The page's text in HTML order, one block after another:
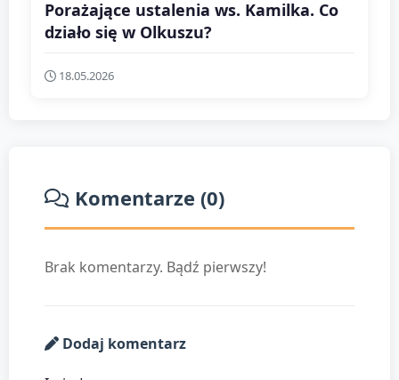
Porażające ustalenia ws. Kamilka. Co
działo się w Olkuszu?
18.05.2026
Komentarze (0)
Brak komentarzy. Bądź pierwszy!
Dodaj komentarz